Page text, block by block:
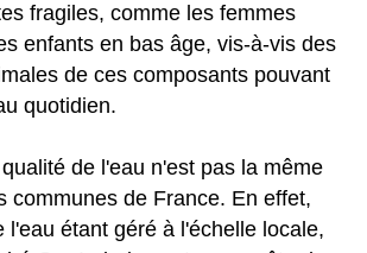
fragiles, comme les femmes
enfants en bas âge, vis-à-vis des
de ces composants pouvant
quotidien.
de l'eau n'est pas la même
communes de France. En effet,
l'eau étant géré à l'échelle locale,